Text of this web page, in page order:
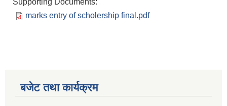
Supporting Documents:
marks entry of scholership final.pdf
बजेट तथा कार्यक्रम